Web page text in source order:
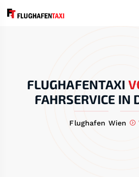
FLUGHAFENTAXI
FAHRSERVICE IN
Flughafen Wien